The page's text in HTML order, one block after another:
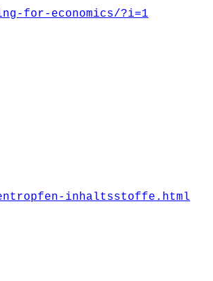
for-economics/?i=1
inhaltsstoffe.html